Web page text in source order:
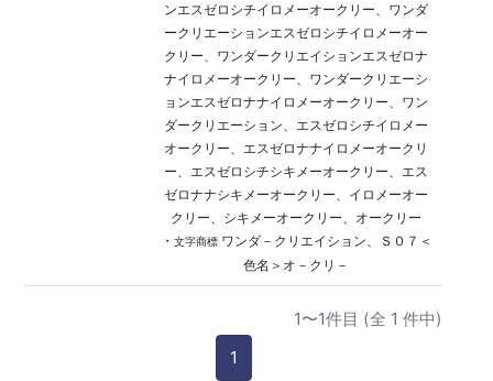
ンエスゼロシチイロメーオークリー、ワンダ
ークリエーションエスゼロシチイロメーオー
クリー、ワンダークリエイションエスゼロナ
ナイロメーオークリー、ワンダークリエーシ
ョンエスゼロナナイロメーオークリー、ワン
ダークリエーション、エスゼロシチイロメー
オークリー、エスゼロナナイロメーオークリ
ー、エスゼロシチシキメーオークリー、エス
ゼロナナシキメーオークリー、イロメーオー
クリー、シキメーオークリー、オークリー
・ 文字商標ワンダ－クリエイション、Ｓ０７＜
色名＞オ－クリ－
1〜1件目 (全 1 件中)
1